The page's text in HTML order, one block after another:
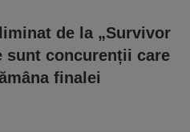
de la „Survivor
sunt concurenții care
finalei